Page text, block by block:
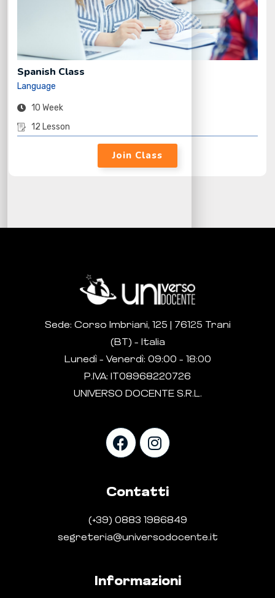
Spanish Class
Language
10 Week
12 Lesson
Join Class
Sede: Corso Imbriani, 125 | 76125 Trani
(BT) – Italia
Lunedì – Venerdì: 09:00 – 18:00
P.IVA: IT08968220726
UNIVERSO DOCENTE S.R.L.
Contatti
(+39) 0883
1986849
segreteria@universodocente.it
Informazioni